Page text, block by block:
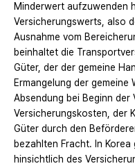
Minderwert aufzuwenden
Versicherungswerts, also
Ausnahme vom
beinhaltet die
Güter, der der gemeine
Ermangelung der
Absendung bei Beginn
Versicherungskosten, der
Güter durch den
bezahlten Fracht. In
hinsichtlich des